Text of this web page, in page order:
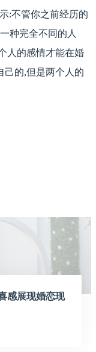
:不管你之前经历的
种完全不同的人
人的感情才能在婚
己的,但是两个人的
感展现婚恋现